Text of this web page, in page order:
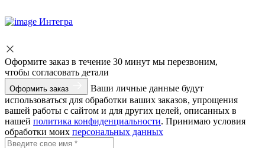
Интегра
Оформите заказ в течение 30 минут мы перезвоним,
чтобы согласовать детали
Оформить заказ
Ваши личные данные будут
использоваться для обработки ваших заказов, упрощения
вашей работы с сайтом и для других целей, описанных в
нашей политика конфиденциальности. Принимаю условия
обработки моих персональных данных